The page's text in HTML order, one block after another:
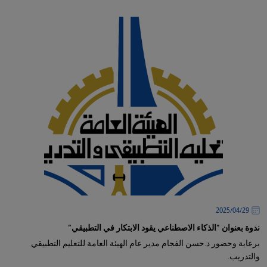
29‏/04‏/2025
ندوة بعنوان "الذكاء الاصطناعي يقود الابتكار في التطبيقي"
برعاية وحضور د.حسن الفجام مدير عام الهيئة العامة للتعليم التطبيقي
والتدريب.